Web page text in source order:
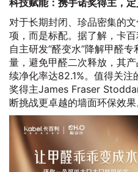
对于长期封闭、珍品密集的
项，而是标配。据了解，卡
自主研发“醛变水”降解甲醛
量，避免甲醛二次释放，其
续净化率达82.1%。值得关
奖得主James Fraser
断挑战更卓越的墙面环保效果